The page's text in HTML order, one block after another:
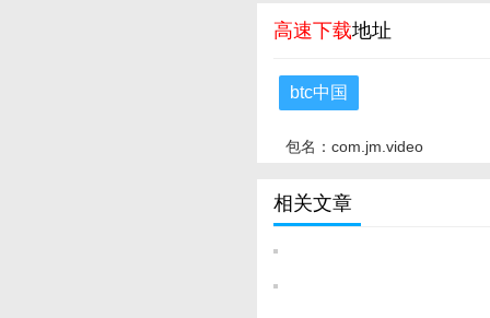
高速下载地址
btc中国
包名：com.jm.video
相关文章